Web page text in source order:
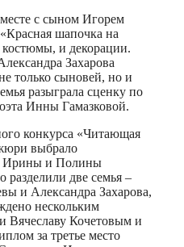
с сыном Игорем
шапочка на
и декорации.
Захарова
только сыновей, но и
разыграла сценку по
Инны Гамазковой.
конкурса «Читающая
выбрало
Ирины и Полины
разделили две семья –
и Александра Захарова,
нескольким
Вячеславу Кочетовым и
за третье место